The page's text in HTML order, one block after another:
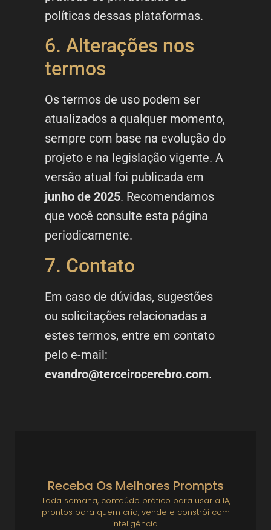
políticas dessas plataformas.
6. Alterações nos
termos
Os termos de uso podem ser
atualizados a qualquer momento,
sempre com base na evolução do
projeto e na legislação vigente. A
versão atual foi publicada em
junho de 2025. Recomendamos
que você consulte esta página
periodicamente.
7. Contato
Em caso de dúvidas, sugestões
ou solicitações relacionadas a
estes termos, entre em contato
pelo e-mail:
evandro@terceirocerebro.com.
Receba Os Melhores Prompts
Toda semana, conteúdo prático para usar a IA,
prontos para quem cria, vende e constrói com
inteligência.